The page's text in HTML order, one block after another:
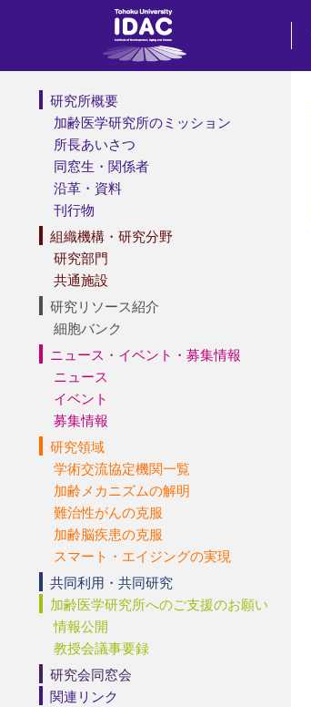
研究所概要
加齢医学研究所のミッション
所長あいさつ
同窓生・関係者
沿革・資料
刊行物
組織機構・研究分野
研究部門
共通施設
研究リソース紹介
細胞バンク
ニュース・イベント・募集情報
ニュース
イベント
募集情報
研究領域
学術交流協定機関一覧
加齢メカニズムの解明
難治性がんの克服
加齢脳疾患の克服
スマート・エイジングの実現
共同利用・共同研究
加齢医学研究所へのご支援のお願い
情報公開
教授会議事要録
研究会同窓会
関連リンク